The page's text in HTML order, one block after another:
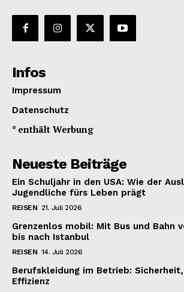
Infos
Impressum
Datenschutz
* enthält Werbung
Neueste Beiträge
Ein Schuljahr in den USA: Wie der
Jugendliche fürs Leben prägt
REISEN 21. Juli 2026
Grenzenlos mobil: Mit Bus und Bahn
bis nach Istanbul
REISEN 14. Juli 2026
Berufskleidung im Betrieb: Sicherheit,
Effizienz